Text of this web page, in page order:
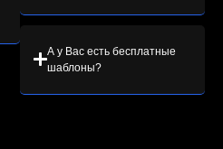
А у Вас есть бесплатные
шаблоны?